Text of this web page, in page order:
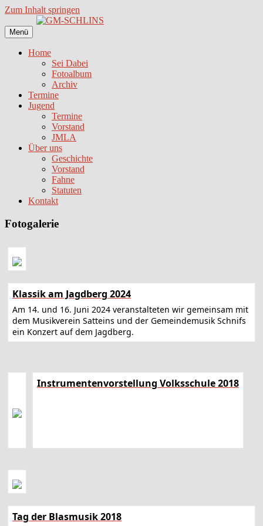
Zum Inhalt springen
Menü
Home
Sei Dabei
Fotoalbum
Archiv
Termine
Jugend
Termine
Vorstand
JMLA
Über uns
Geschichte
Vorstand
Fahne
Statuten
Kontakt
Fotogalerie
Klassik am Jagdberg 2024
Am 14. und 16. Juni 2024 veranstalteten wir gemeinsam mit
dem Musikverein Satteins und der Gemeindemusik Schnifs
ein Konzert auf dem Jagdberg.
Instrumentenvorstellung Volksschule 2018
Tag der Blasmusik 2018